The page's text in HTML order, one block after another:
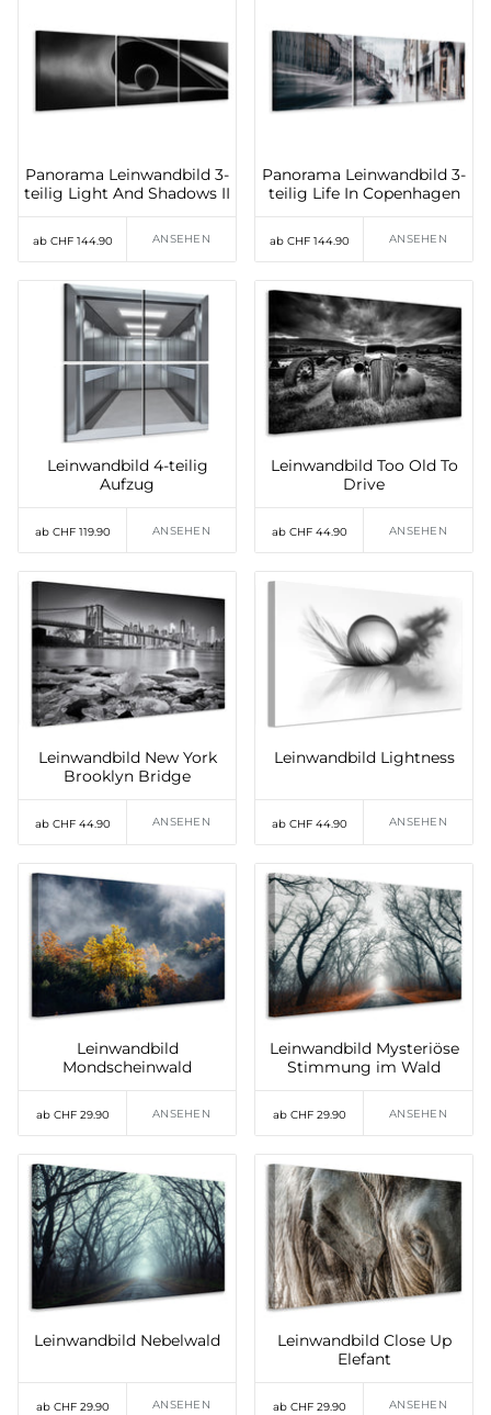
Panorama Leinwandbild 3-
teilig Light And Shadows II
ab CHF 144.90 ANSEHEN
Panorama Leinwandbild 3-
teilig Life In Copenhagen
ab CHF 144.90 ANSEHEN
Leinwandbild 4-teilig
Aufzug
ab CHF 119.90 ANSEHEN
Leinwandbild Too Old To
Drive
ab CHF 44.90 ANSEHEN
Leinwandbild New York
Brooklyn Bridge
ab CHF 44.90 ANSEHEN
Leinwandbild Lightness
ab CHF 44.90 ANSEHEN
Leinwandbild
Mondscheinwald
ab CHF 29.90 ANSEHEN
Leinwandbild Mysteriöse
Stimmung im Wald
ab CHF 29.90 ANSEHEN
Leinwandbild Nebelwald
ab CHF 29.90 ANSEHEN
Leinwandbild Close Up
Elefant
ab CHF 29.90 ANSEHEN